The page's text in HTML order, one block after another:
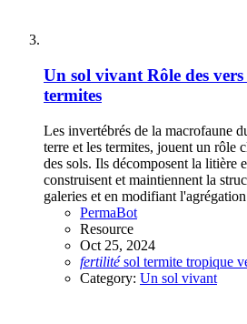
Un sol vivant Rôle des
termites
Les invertébrés de la macrofaune
terre et les termites, jouent un rôle
des sols. Ils décomposent la litière
construisent et maintiennent la
galeries et en modifiant
PermaBot
Resource
Oct 25, 2024
fertilité sol termite tropique
Category: Un sol vivant